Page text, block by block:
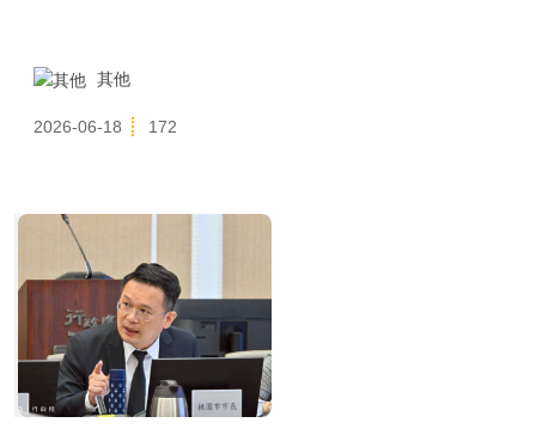
其他
2026-06-18 172